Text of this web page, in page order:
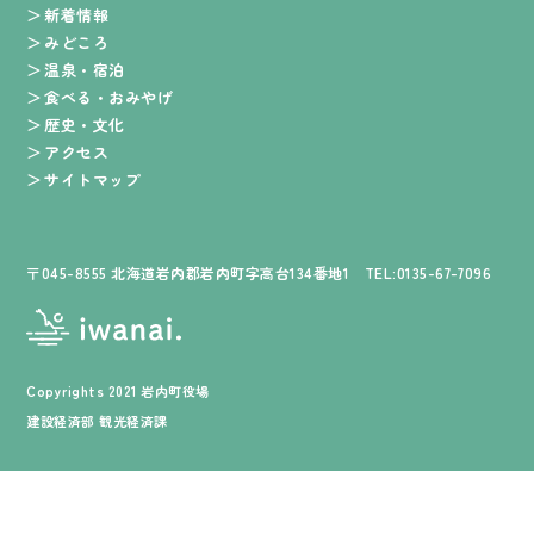
新着情報
みどころ
温泉・宿泊
食べる・おみやげ
歴史・文化
アクセス
サイトマップ
〒045-8555 北海道岩内郡岩内町字高台134番地1 TEL:0135-67-7096
Copyrights 2021 岩内町役場
建設経済部 観光経済課